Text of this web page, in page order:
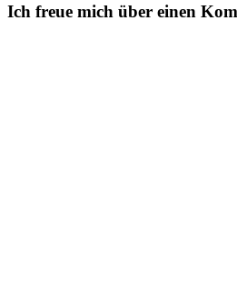
Ich freue mich über einen